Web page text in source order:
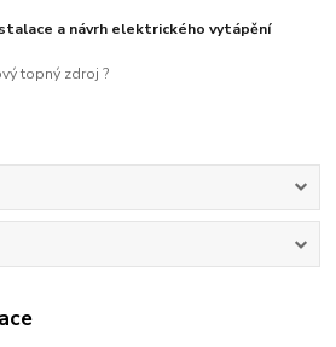
a návrh elektrického vytápění
topný zdroj ?